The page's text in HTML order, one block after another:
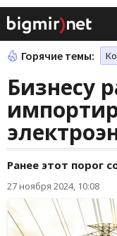
Горячие темы:
Бизнесу
Ранее этот порог
27 ноября 2024, 10:08